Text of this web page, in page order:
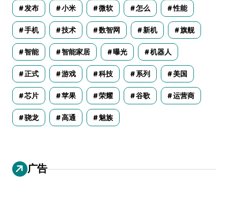
发布 小米 微软 怎么 性能
手机 技术 数智网 新机 旗舰
智能 智能家居 曝光 机器人
正式 游戏 科技 系列 美国
芯片 苹果 荣耀 谷歌 运营商
骁龙 高通 魅族
广告